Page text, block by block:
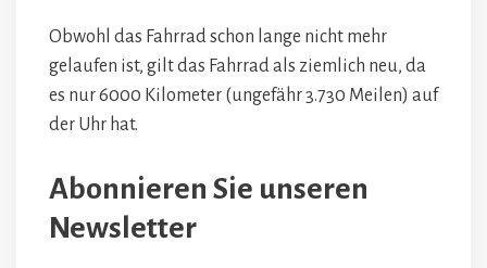
Obwohl das Fahrrad schon lange nicht mehr
gelaufen ist, gilt das Fahrrad als ziemlich neu, da
es nur 6000 Kilometer (ungefähr 3.730 Meilen) auf
der Uhr hat.
Abonnieren Sie unseren
Newsletter